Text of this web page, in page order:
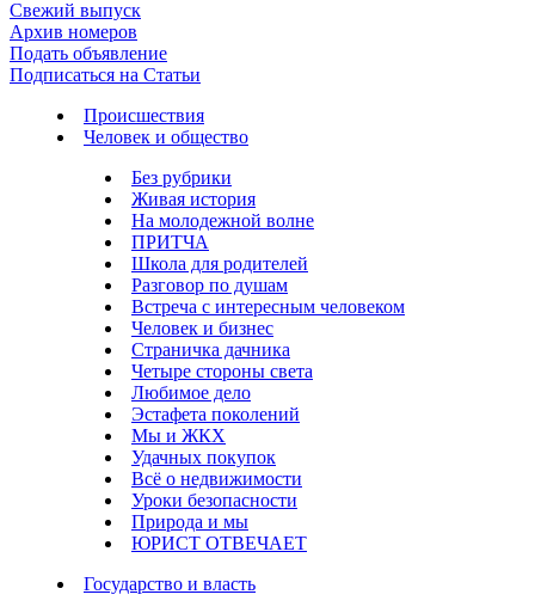
Свежий выпуск
Архив номеров
Подать объявление
Подписаться на Статьи
Происшествия
Человек и общество
Без рубрики
Живая история
На молодежной волне
ПРИТЧА
Школа для родителей
Разговор по душам
Встреча с интересным человеком
Человек и бизнес
Страничка дачника
Четыре стороны света
Любимое дело
Эстафета поколений
Мы и ЖКХ
Удачных покупок
Всё о недвижимости
Уроки безопасности
Природа и мы
ЮРИСТ ОТВЕЧАЕТ
Государство и власть